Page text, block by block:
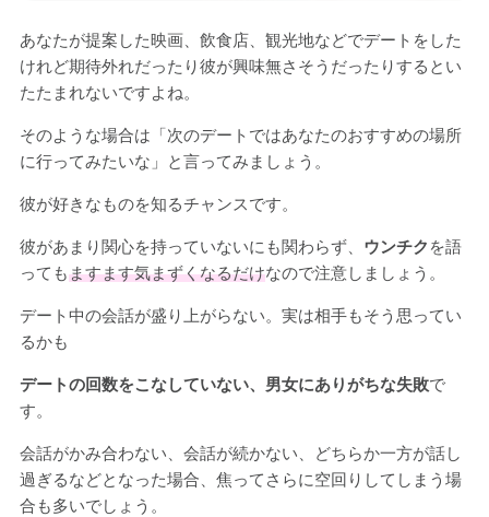
あなたが提案した映画、飲食店、観光地などでデートをした
けれど期待外れだったり彼が興味無さそうだったりするとい
たたまれないですよね。
そのような場合は「次のデートではあなたのおすすめの場所
に行ってみたいな」と言ってみましょう。
彼が好きなものを知るチャンスです。
彼があまり関心を持っていないにも関わらず、 ウンチク を語
ってもますます気まずくなるだけなので注意しましょう。
デート中の会話が盛り上がらない。実は相手もそう思ってい
るかも
デートの回数をこなしていない、男女にありがちな失敗で
す。
会話がかみ合わない、会話が続かない、どちらか一方が話し
過ぎるなどとなった場合、焦ってさらに空回りしてしまう場
合も多いでしょう。